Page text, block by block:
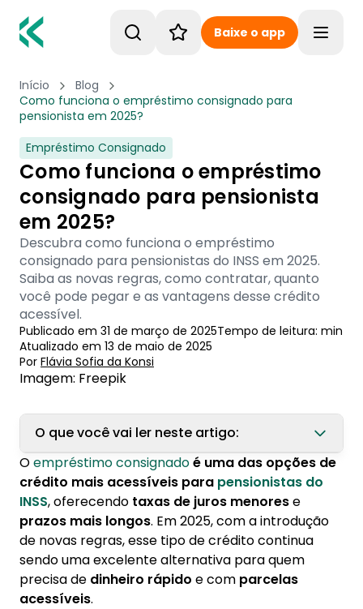
Baixe o app
Início
Blog
Como funciona o empréstimo consignado para
pensionista em 2025?
Empréstimo Consignado
Como funciona o empréstimo
consignado para pensionista
em 2025?
Descubra como funciona o empréstimo
consignado para pensionistas do INSS em 2025.
Saiba as novas regras, como contratar, quanto
você pode pegar e as vantagens desse crédito
acessível.
Publicado em 31 de março de 2025Tempo de leitura: min
Atualizado em 13 de maio de 2025
Por Flávia Sofia da Konsi
Imagem: Freepik
O que você vai ler neste artigo:
1. Como fazer empréstimo para pensionistas
em 2025?
1.1. Desbloqueie o benefício para
empréstimo
1.2. Faça uma simulação gratuita
1.3. Compare as ofertas de crédito
Oempréstimo consignadoé uma das opções de
crédito mais acessíveis para pensionistas do
INSS, oferecendo taxas de juros menorese
prazos mais longos. Em 2025, com a introdução
de novas regras, esse tipo de crédito continua
sendo uma excelente alternativa para quem
precisa de dinheiro rápido e com parcelas
acessíveis.